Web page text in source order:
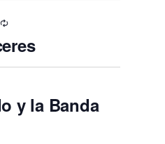
y la Banda